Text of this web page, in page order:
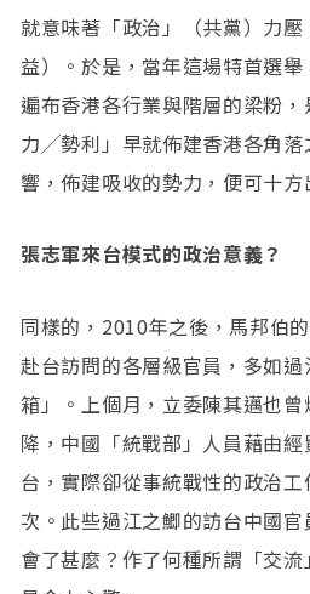
就意味著「政治」（共黨）力
益）。於是，當年這場特首選舉
遍布香港各行業與階層的梁粉
力╱勢利」早就佈建香港各角落
響，佈建吸收的勢力，便可十方
張志軍來台模式的政治意義？
同樣的，2010年之後，馬邦伯
赴台訪問的各層級官員，多如
箱」。上個月，立委陳其邁也
降，中國「統戰部」人員藉由
台，實際卻從事統戰性的政治
次。此些過江之鯽的訪台中國
會了甚麼？作了何種所謂「交